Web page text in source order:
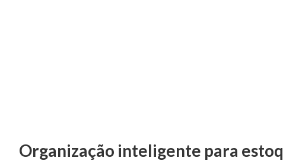
Organização inteligente para